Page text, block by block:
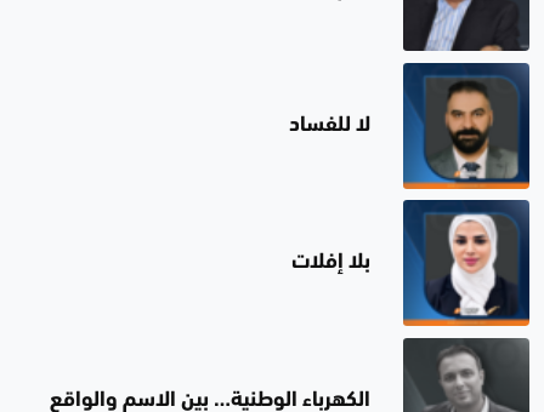
لا للفساد
بلا إفلات
الكهرباء الوطنية… بين الاسم والواقع